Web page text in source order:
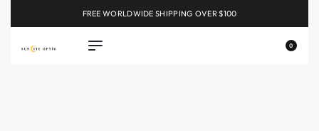
FREE WORLDWIDE SHIPPING OVER $100
0